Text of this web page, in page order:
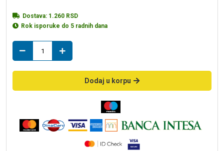
Dostava: 1.260 RSD
Rok isporuke do 5 radnih dana
pločice
KALIOPE
dark
količina
Dodaj u korpu